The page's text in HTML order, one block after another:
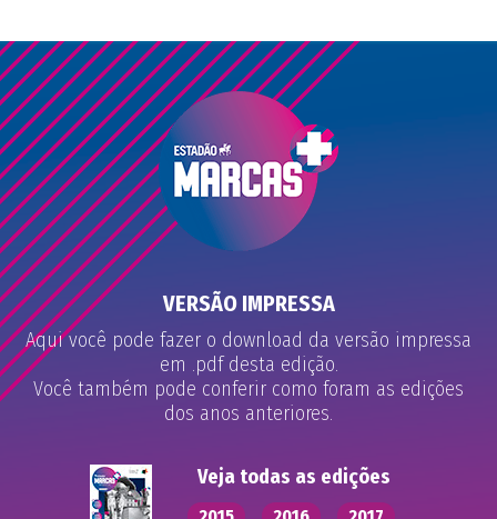
VERSÃO IMPRESSA
Aqui você pode fazer o download da versão impressa
em .pdf desta edição.
Você também pode conferir como foram as edições
dos anos anteriores.
Veja todas as edições